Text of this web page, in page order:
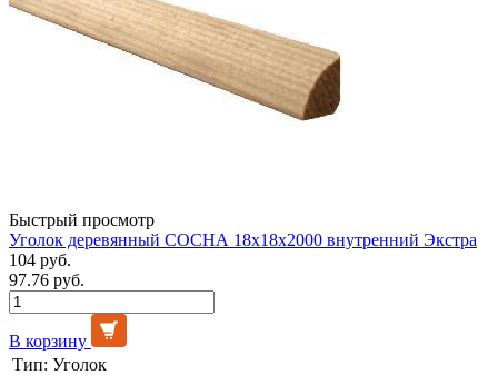
Быстрый просмотр
Уголок деревянный СОСНА 18х18х2000 внутренний Экстра
104 руб.
97.76 руб.
В корзину
Тип: Уголок